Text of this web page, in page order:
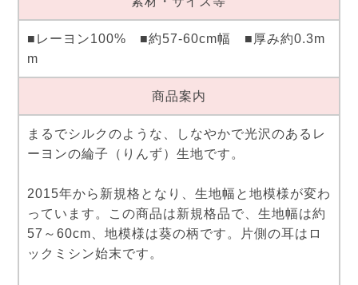
■レーヨン100% ■約57-60cm幅 ■厚み約0.3m
m
商品案内
まるでシルクのような、しなやかで光沢のあるレ
ーヨンの綸子（りんず）生地です。
2015年から新規格となり、生地幅と地模様が変わ
っています。この商品は新規格品で、生地幅は約
57～60cm、地模様は葵の柄です。片側の耳はロ
ックミシン始末です。